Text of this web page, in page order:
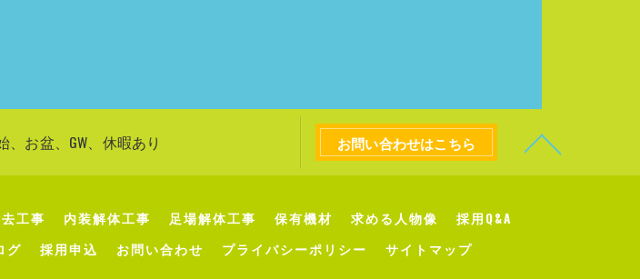
お盆、GW、休暇あり お問い合わせはこちら
工事 内装解体工事 足場解体工事 保有機材 求める人物像
採用Q&A
グ 採用申込 お問い合わせ プライバシーポリシー サイトマップ